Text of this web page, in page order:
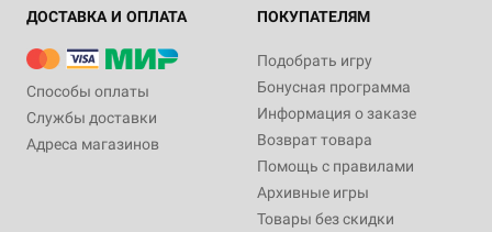
ДОСТАВКА И ОПЛАТА
Способы оплаты
Службы доставки
Адреса магазинов
ПОКУПАТЕЛЯМ
Подобрать игру
Бонусная программа
Информация о заказе
Возврат товара
Помощь с правилами
Архивные игры
Товары без скидки